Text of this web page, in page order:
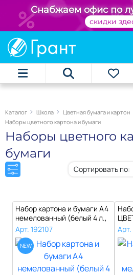
Снабжаем офис по
скидки
Каталог Школа
Цветная бумага и картон
Наборы цветного картона и бумаги
Наборы цветного
бумаги
Сортировать по:
Набор картона и бумаги А4
немелованный (белый 4 л.,
цве..
Арт. 192107
NEW
10